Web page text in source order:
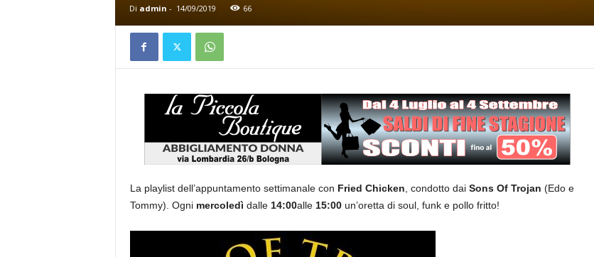
Di admin - 14/09/2019 66
La playlist dell’appuntamento settimanale con Fried Chicken , condotto dai Sons Of Trojan (Edo e
Tommy). Ogni mercoledì dalle 14:00alle 15:00un’oretta di soul, funk e pollo fritto!